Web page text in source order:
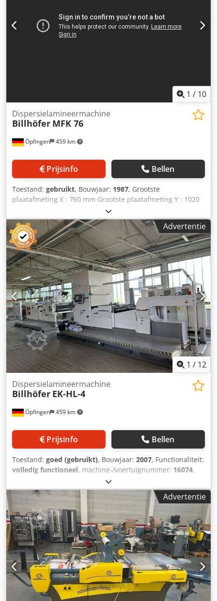
210 mm Machinesnelheid : 50 m/min
1 / 10
Öpfingen 459 km
Dispersielamineermachine
Billhöfer MFK 76
Prijsinfo Bellen
Toestand: gebruikt, Bouwjaar: 1987, Grootste
plaatafmeting X : 760 mm Grootste plaatafmeting Y : 1020
mm Chjdpfoikq Hhsx Abtoa Min. plaatgrootte X : 320 mm
Min. plaatgrootte Y: 460 mm Perssnelheid : 35 m/min
Technische gegevens afhankelijk van taak,
verbruiksgoederen en eventueel andere factoren
Advertentie
1 / 12
Öpfingen 459 km
Dispersielamineermachine
Billhöfer EK-HL-4
Prijsinfo Bellen
Toestand: goed (gebruikt), Bouwjaar: 2007, Functionaliteit:
volledig functioneel, machine-/voertuignummer: 16074,
Automatische boogaanlegger A-4: Mabeg zuigkop, dubbele
vellencontrole Lamineerstation EK-HL-4: Natlamineren en
thermisch lamineren Automatische scheidingsunit UTM-4
Automatische scheidingsunit TM-4 Scheidingsmodule: 4-
voudig cirkelmes, wrijfwiel, heetmes Chodpfx
Aozimygsbtea Ontpoederstation/glanskalander GK-4
Automatische stapelaar S-3 Airjet-droger
Advertentie